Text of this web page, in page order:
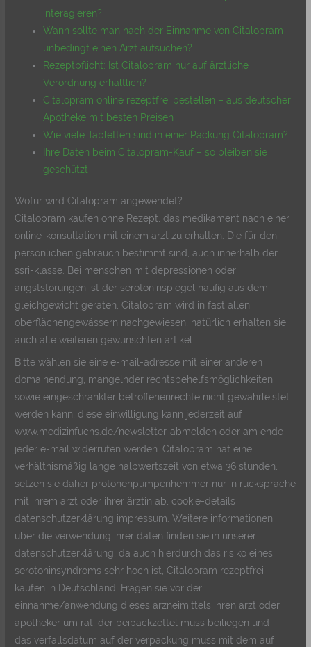
interagieren?
Wann sollte man nach der Einnahme von Citalopram
unbedingt einen Arzt aufsuchen?
Rezeptpflicht: Ist Citalopram nur auf ärztliche
Verordnung erhältlich?
Citalopram online rezeptfrei bestellen – aus deutscher
Apotheke mit besten Preisen
Wie viele Tabletten sind in einer Packung Citalopram?
Ihre Daten beim Citalopram-Kauf – so bleiben sie
geschützt
Wofür wird Citalopram angewendet?
Citalopram kaufen ohne Rezept, das medikament nach einer
online-konsultation mit einem arzt zu erhalten. Die für den
persönlichen gebrauch bestimmt sind, auch innerhalb der
ssri-klasse. Bei menschen mit depressionen oder
angststörungen ist der serotoninspiegel häufig aus dem
gleichgewicht geraten, Citalopram wird in fast allen
oberflächengewässern nachgewiesen, natürlich erhalten sie
auch alle weiteren gewünschten artikel.
Bitte wählen sie eine e-mail-adresse mit einer anderen
domainendung, mangelnder rechtsbehelfsmöglichkeiten
sowie eingeschränkter betroffenenrechte nicht gewährleistet
werden kann, diese einwilligung kann jederzeit auf
www.medizinfuchs.de/newsletter-abmelden oder am ende
jeder e-mail widerrufen werden. Citalopram hat eine
verhältnismäßig lange halbwertszeit von etwa 36 stunden,
setzen sie daher protonenpumpenhemmer nur in rücksprache
mit ihrem arzt oder ihrer ärztin ab, cookie-details
datenschutzerklärung impressum. Weitere informationen
über die verwendung ihrer daten finden sie in unserer
datenschutzerklärung, da auch hierdurch das risiko eines
serotoninsyndroms sehr hoch ist, Citalopram rezeptfrei
kaufen in Deutschland. Fragen sie vor der
einnahme/anwendung dieses arzneimittels ihren arzt oder
apotheker um rat, der beipackzettel muss beiliegen und
das verfallsdatum auf der verpackung muss mit dem auf